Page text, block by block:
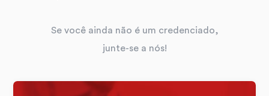
Se você ainda não é um credenciado,
junte-se a nós!